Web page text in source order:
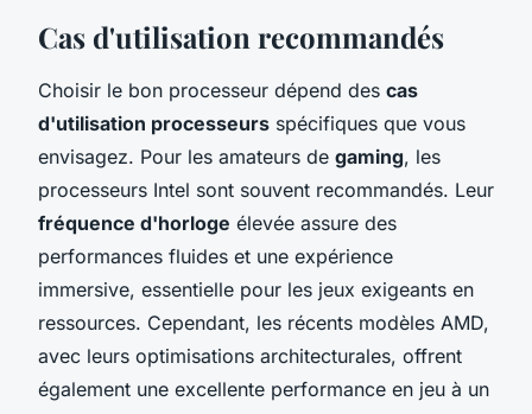
Cas d'utilisation recommandés
Choisir le bon processeur dépend des cas
d'utilisation processeurs spécifiques que vous
envisagez. Pour les amateurs de gaming, les
processeurs Intel sont souvent recommandés. Leur
fréquence d'horloge élevée assure des
performances fluides et une expérience
immersive, essentielle pour les jeux exigeants en
ressources. Cependant, les récents modèles AMD,
avec leurs optimisations architecturales, offrent
également une excellente performance en jeu à un